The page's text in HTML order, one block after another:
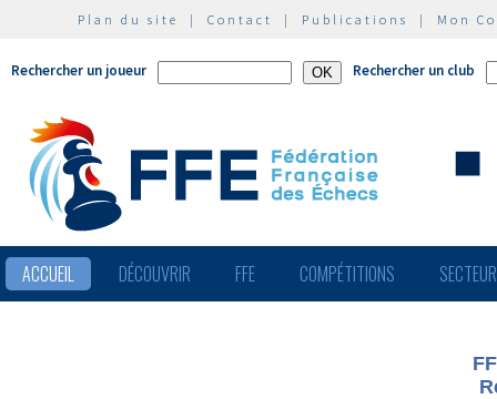
Plan du site | Contact | Publications | Mon
Rechercher un joueur Rechercher un club
ACCUEIL DÉCOUVRIR FFE COMPÉTITIONS